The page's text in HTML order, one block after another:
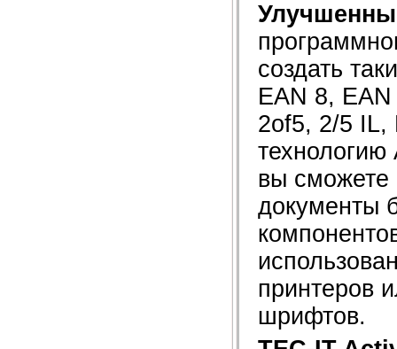
создать
EAN 8,
2of5, 2/5 IL,
вы сможете
документы
принтеров
шрифтов.